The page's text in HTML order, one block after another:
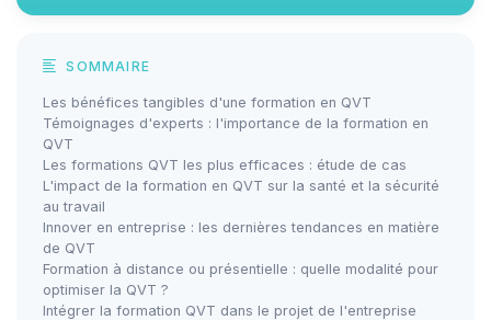
SOMMAIRE
Les bénéfices tangibles d'une formation en QVT
Témoignages d'experts : l'importance de la formation en
QVT
Les formations QVT les plus efficaces : étude de cas
L'impact de la formation en QVT sur la santé et la sécurité
au travail
Innover en entreprise : les dernières tendances en matière
de QVT
Formation à distance ou présentielle : quelle modalité pour
optimiser la QVT ?
Intégrer la formation QVT dans le projet de l'entreprise